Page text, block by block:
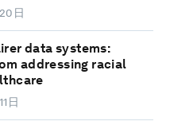
日
data systems:
addressing racial
日